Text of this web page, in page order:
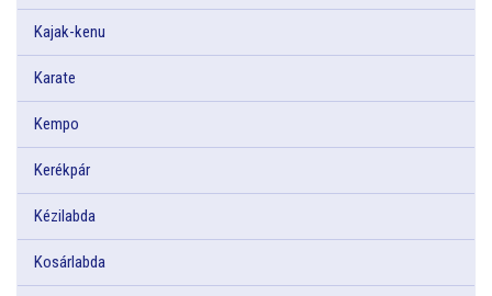
Kajak-kenu
Karate
Kempo
Kerékpár
Kézilabda
Kosárlabda